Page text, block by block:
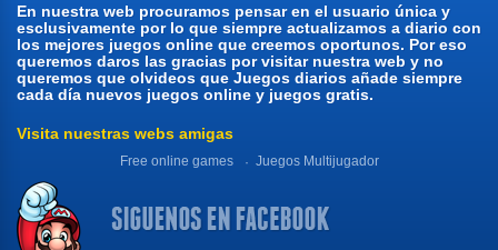
En nuestra web procuramos pensar en el usuario única y
esclusivamente por lo que siempre actualizamos a diario con
los mejores juegos online que creemos oportunos. Por eso
queremos daros las gracias por visitar nuestra web y no
queremos que olvideos que Juegos diarios añade siempre
cada día nuevos juegos online y juegos gratis.
Visita nuestras webs amigas
Free online games Juegos Multijugador